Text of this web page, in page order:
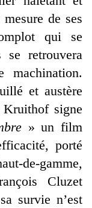
de ses
qui se
se retrouvera
et austère
Kruithof signe
» un film
porté
de-gamme,
Cluzet
survie n’est